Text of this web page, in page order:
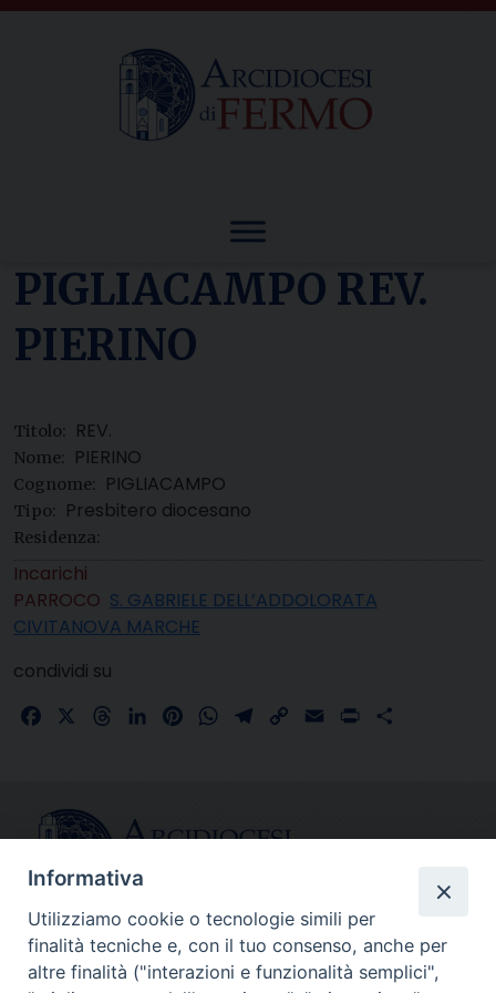
Skip
PIGLIACAMPO REV.
PIERINO
Titolo: REV.
Nome: PIERINO
Cognome: PIGLIACAMPO
Tipo: Presbitero diocesano
Residenza:
Incarichi
PARROCO S. GABRIELE DELL’ADDOLORATA
CIVITANOVA MARCHE
condividi su
FacebookThreadsLinkedInPinterestWhatsApp
Telegram
Copy Email Print
CONTATTI
info@fermodiocesi.it
Informativa
Utilizziamo cookie o tecnologie simili per
finalità tecniche e, con il tuo consenso, anche per
altre finalità ("interazioni e funzionalità semplici",